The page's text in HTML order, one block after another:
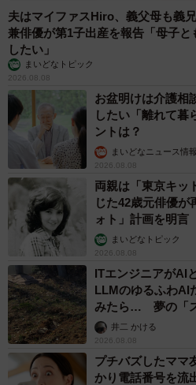
夫はマイファスHiro、義父母も義
兼俳優が第1子出産を報告「母子
したい」
まいどなトピック
2026.08.08
お盆明けは介護
したい「離れて暮
ントは？
まいどなニュース情
2026.08.08
両親は「東京キ
じた42歳元俳優が
ォト」計画を明
む」まいどなトピック
2026.08.08
ITエンジニアがAI
LLMのゆるふわAI
みたら… 夢の「
るか井二 かける
2026.08.08
プチバズしたマ
かり電話番号を流